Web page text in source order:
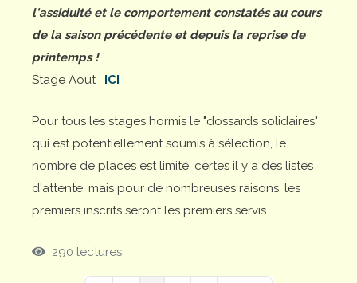
l'assiduité et le comportement constatés au cours
de la saison précédente et depuis la reprise de
printemps !
Stage Aout : ICI
Pour tous les stages hormis le "dossards solidaires"
qui est potentiellement soumis à sélection, le
nombre de places est limité; certes il y a des listes
d'attente, mais pour de nombreuses raisons, les
premiers inscrits seront les premiers servis.
290 lectures